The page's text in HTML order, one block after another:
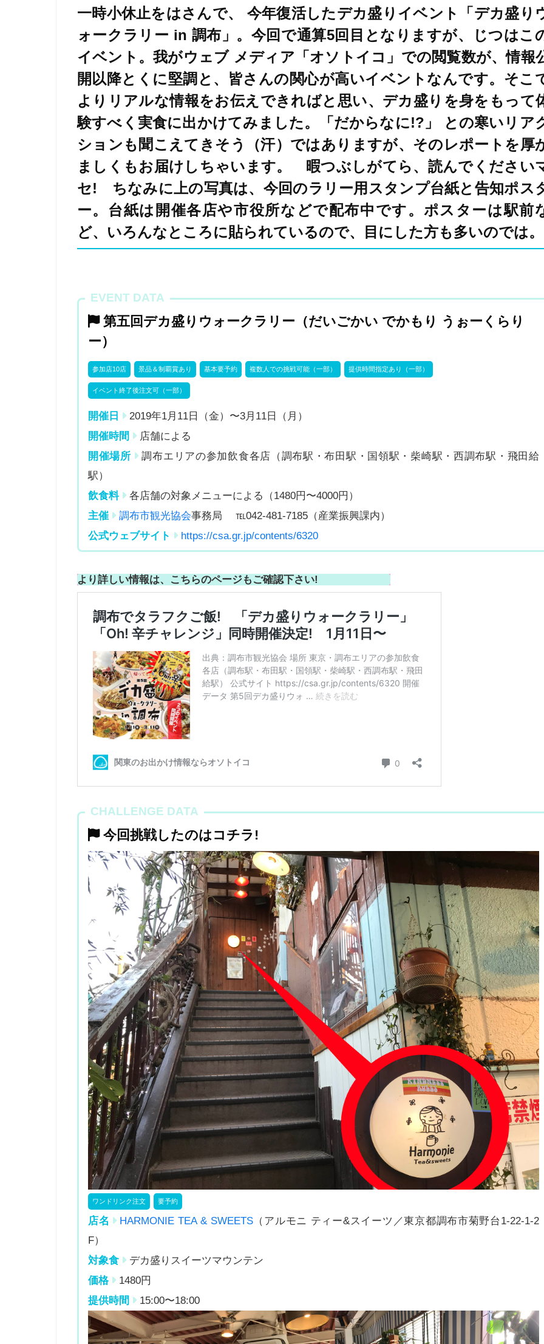
一時小休止をはさんで、 今年復活したデカ盛りイベント「デカ盛り
ォークラリー in 調布」。今回で通算5回目となりますが、じつはこ
イベント。我がウェブ メディア「オソトイコ」での閲覧数が、情報
開以降とくに堅調と、皆さんの関心が高いイベントなんです。そこ
よりリアルな情報をお伝えできればと思い、デカ盛りを身をもって
験すべく実食に出かけてみました。「だからなに!?」 との寒いリア
ションも聞こえてきそう（汗）ではありますが、そのレポートを厚
ましくもお届けしちゃいます。 暇つぶしがてら、読んでください
セ! ちなみに上の写真は、今回のラリー用スタンプ台紙と告知ポス
ー。台紙は開催各店や市役所などで配布中です。ポスターは駅前
ど、いろんなところに貼られているので、目にした方も多いのでは。
EVENT DATA
第五回デカ盛りウォークラリー（だいごかい でかもり うぉーくらり
ー）
参加店10店 景品＆制覇賞あり 基本要予約 複数人での挑戦可能（一部） 提供時間指定あり（一部）
イベント終了後注文可（一部）
開催日
2019年1月11日（金）〜3月11日（月）
開催時間
店舗による
開催場所
調布エリアの参加飲食各店（調布駅・布田駅・国領駅・柴崎駅・西調布駅・飛田給
駅）
飲食料
各店舗の対象メニューによる（1480円〜4000円）
主催
調布市観光協会事務局 ℡042-481-7185（産業振興課内）
公式ウェブサイト
https://csa.gr.jp/contents/6320
より詳しい情報は、こちらのページもご確認下さい!
CHALLENGE DATA
今回挑戦したのはコチラ!
ワンドリンク注文 要予約
店名 HARMONIE TEA & SWEETS（アルモニ ティー&スイーツ／東京都調布市菊野台1-22-1-2
F）
対象食
デカ盛りスイーツマウンテン
価格
1480円
提供時間
15:00〜18:00